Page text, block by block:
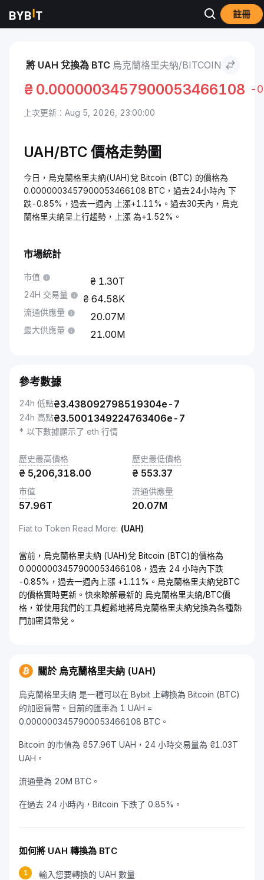
註冊
市場 Bitcoin 價格 BTC 烏克蘭格里夫納 to Bitcoin
將 UAH 兌換為 BTC 烏克蘭格里夫納/BITCOIN
₴ 0.0000003457900053466108 -
上次更新：Aug 5, 2026, 23:00:00
UAH/BTC 價格走勢圖
今日，烏克蘭格里夫納(UAH)兌 Bitcoin (BTC) 的價格為
0.0000003457900053466108 BTC，過去24小時內 下
跌-0.85%，過去一週內 上漲+1.11%。過去30天內，烏克
蘭格里夫納呈上行趨勢，上漲 為+1.52%。
市場統計
市值 1.30T
24H 交易量 64.58K
流通供應量 20.07M
最大供應量 21.00M
參考數據
24h 低點₴3.438092798519304e-7
24h 高點₴3.5001349224763406e-7
* 以下數據顯示了 eth 行情
歷史最高價格
₴ 5,206,318.00
歷史最低價格
₴ 553.37
市值
57.96T
流通供應量
20.07M
Fiat to Token Read More: (UAH)
當前，烏克蘭格里夫納 (UAH)兌 Bitcoin (BTC)的價格為
0.0000003457900053466108，過去 24 小時內下跌
-0.85%，過去一週內上漲 +1.11%。烏克蘭格里夫納兌BTC
的價格實時更新。快來瞭解最新的 烏克蘭格里夫納/BTC價
格，並使用我們的工具輕鬆地將烏克蘭格里夫納兌換為各種熱
門加密貨幣兌。
關於 烏克蘭格里夫納 (UAH)
烏克蘭格里夫納 是一種可以在 Bybit 上轉換為 Bitcoin (BTC)
的加密貨幣。目前的匯率為 1 UAH =
0.0000003457900053466108 BTC。
Bitcoin 的市值為 ₴57.96T UAH，24 小時交易量為 ₴1.03T
UAH。
流通量為 20M BTC。
在過去 24 小時內，Bitcoin 下跌了 0.85%。
如何將 UAH 轉換為 BTC
1 輸入您要轉換的 UAH 數量